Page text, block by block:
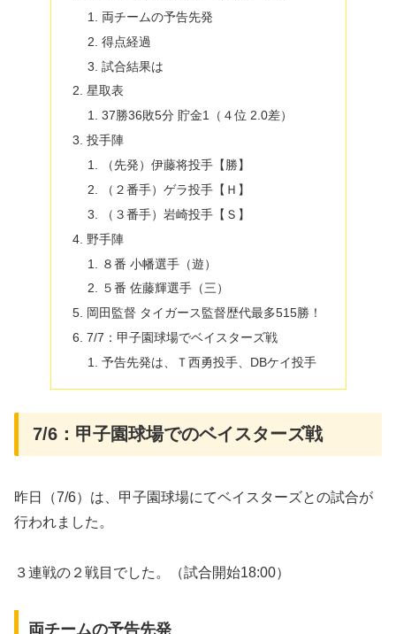
両チームの予告先発
得点経過
試合結果は
星取表
37勝36敗5分 貯金1（４位 2.0差）
投手陣
（先発）伊藤将投手【勝】
（２番手）ゲラ投手【Ｈ】
（３番手）岩崎投手【Ｓ】
野手陣
８番 小幡選手（遊）
５番 佐藤輝選手（三）
岡田監督 タイガース監督歴代最多515勝！
7/7：甲子園球場でベイスターズ戦
予告先発は、Ｔ西勇投手、DBケイ投手
7/6：甲子園球場でのベイスターズ戦
昨日（7/6）は、甲子園球場にてベイスターズとの試合が
行われました。
３連戦の２戦目でした。（試合開始18:00）
両チームの予告先発